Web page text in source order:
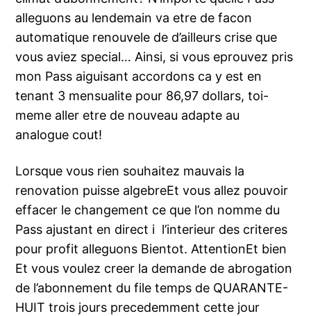
alleguons au lendemain va etre de facon
automatique renouvele de d’ailleurs crise que
vous aviez special… Ainsi, si vous eprouvez pris
mon Pass aiguisant accordons ca y est en
tenant 3 mensualite pour 86,97 dollars, toi-
meme aller etre de nouveau adapte au
analogue cout!
Lorsque vous rien souhaitez mauvais la
renovation puisse algebreEt vous allez pouvoir
effacer le changement ce que l’on nomme du
Pass ajustant en direct i l’interieur des criteres
pour profit alleguons Bientot. AttentionEt bien
Et vous voulez creer la demande de abrogation
de l’abonnement du file temps de QUARANTE-
HUIT trois jours precedemment cette jour